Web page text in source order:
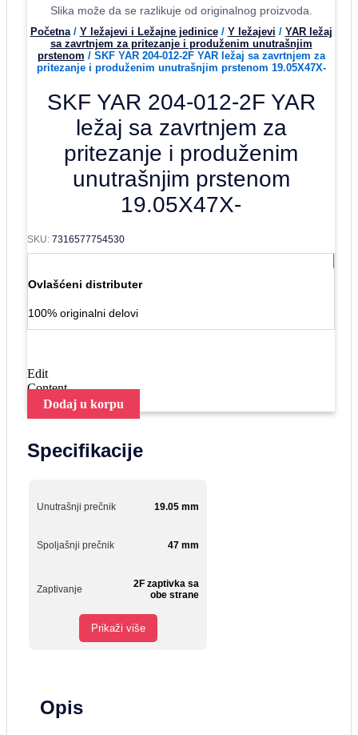
Slika može da se razlikuje od originalnog proizvoda.
Početna/ Y ležajevi i Ležajne jedinice/ Y ležajevi / YAR ležaj
sa zavrtnjem za pritezanje i produženim unutrašnjim
prstenom / SKF YAR 204-012-2F YAR ležaj sa zavrtnjem za
pritezanje i produženim unutrašnjim prstenom 19.05X47X-
SKF YAR 204-012-2F YAR
ležaj sa zavrtnjem za
pritezanje i produženim
unutrašnjim prstenom
19.05X47X-
SKU: 7316577754530
Ovlašćeni distributer
100% originalni delovi
Edit
Content
Dodaj u korpu
Specifikacije
Unutrašnji prečnik 19.05 mm
Spoljašnji prečnik 47 mm
Zaptivanje
2F zaptivka sa
obe strane
Prikaži više
Opis